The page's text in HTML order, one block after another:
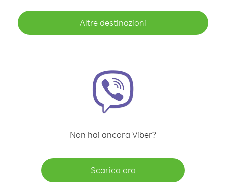
Altre destinazioni
Non hai ancora Viber?
Scarica ora